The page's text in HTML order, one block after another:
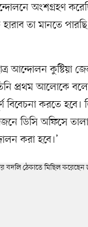
অংশগ্রহণ
তা মানতে
আন্দোলন কুষ্টিয়া
প্রথম আলোকে বলেন,
করতে হবে।
ডিসি অফিসে
করা হবে।’